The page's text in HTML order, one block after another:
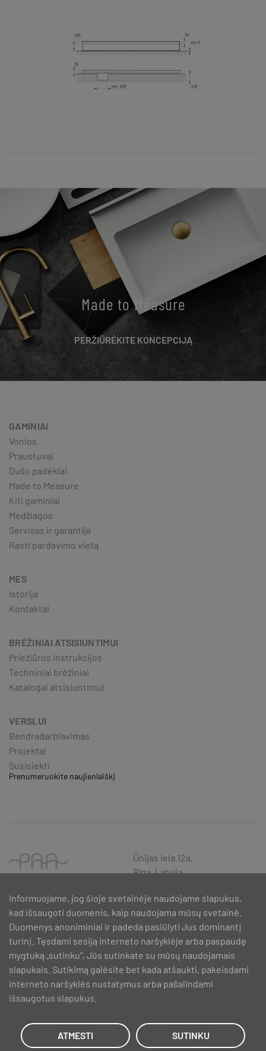
Made to Measure
PERŽIŪRĖKITE KONCEPCIJĄ
GAMINIAI
Vonios
Praustuvai
Dušo padėklai
Made to Measure
Kiti gaminiai
Medžiagos
Servisas ir garantija
Rasti pardavimo vietą
MES
Istorija
Kontaktai
BRĖŽINIAI ATSISIUNTIMUI
Priežiūros instrukcijos
Techniniai brėžiniai
Katalogai atsisiuntimui
VERSLUI
Bendradarbiavimas
Projektai
Susisiekti
Prenumeruokite naujienlaiškį
Ūnijas iela 12a,
Rīga, Latvija
saņemšanu pasākuma “Atbalsts MVU inovatīvas uzņēmējdarbības
attīstībai”, ko līdzfinansē Eiropas Reģionālās attīstības fonds.
Informuojame, jog šioje svetainėje naudojame slapukus,
kad išsaugoti duomenis, kaip naudojama mūsų svetainė.
Duomenys anoniminiai ir padeda pasiūlyti Jus dominantį
turinį. Tęsdami sesiją interneto naršyklėje arba paspaudę
mygtuką „sutinku“, Jūs sutinkate su mūsų naudojamais
slapukais. Sutikimą galėsite bet kada atšaukti, pakeisdami
interneto naršyklės nustatymus arba pašalindami
išsaugotus slapukus.
ATMESTI SUTINKU